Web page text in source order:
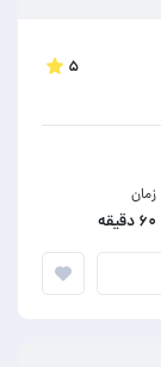
۵
زمان
۶۰ دقیقه